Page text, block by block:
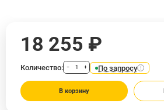
18 255 ₽
Количество: − + По запросу
В корзину